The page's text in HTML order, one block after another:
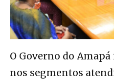
O Governo do
nos segmentos